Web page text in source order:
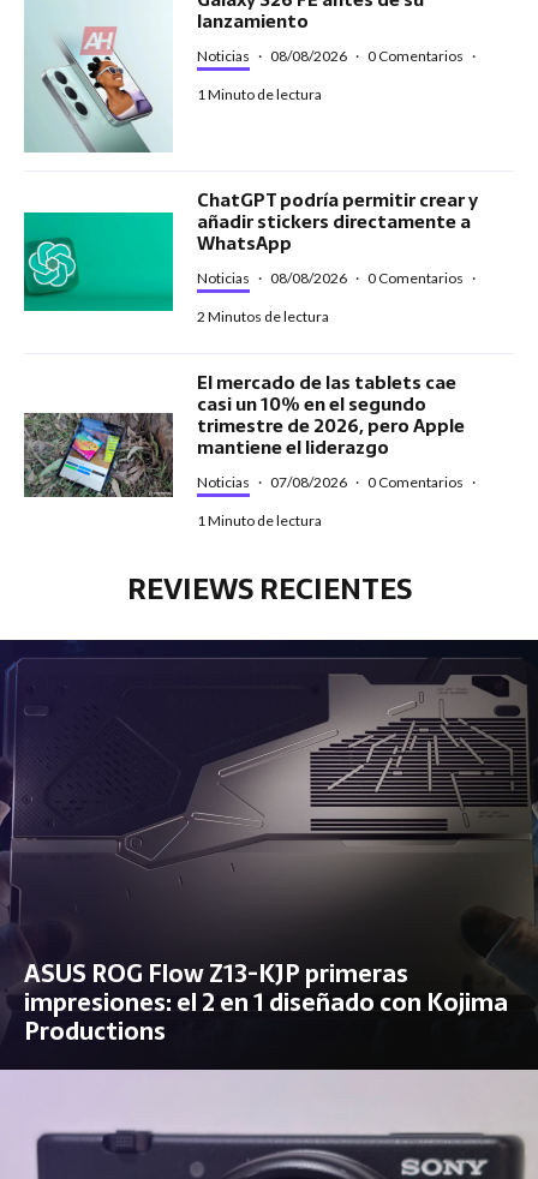
lanzamiento
Noticias · 08/08/2026 · 0 Comentarios ·
1 Minuto de lectura
ChatGPT podría permitir crear y
añadir stickers directamente a
WhatsApp
Noticias · 08/08/2026 · 0 Comentarios ·
2 Minutos de lectura
El mercado de las tablets cae
casi un 10% en el segundo
trimestre de 2026, pero Apple
mantiene el liderazgo
Noticias · 07/08/2026 · 0 Comentarios ·
1 Minuto de lectura
REVIEWS RECIENTES
ASUS ROG Flow Z13-KJP primeras
impresiones: el 2 en 1 diseñado con Kojima
Productions